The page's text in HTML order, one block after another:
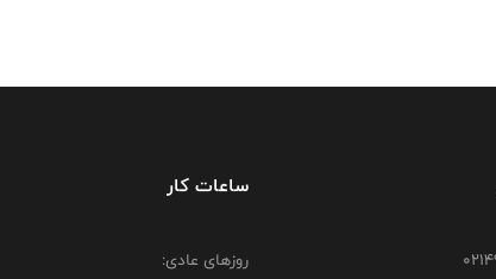
ساعات کار
روزهای عادی: